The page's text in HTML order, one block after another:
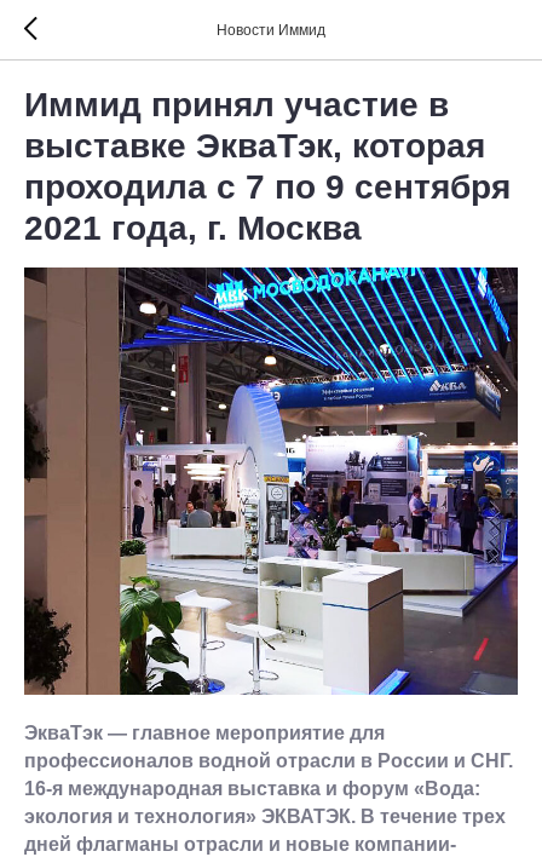
Новости Иммид
Иммид принял участие в
выставке ЭкваТэк, которая
проходила с 7 по 9 сентября
2021 года, г. Москва
ЭкваТэк — главное мероприятие для
профессионалов водной отрасли в России и СНГ.
16-я международная выставка и форум «Вода:
экология и технология» ЭКВАТЭК. В течение трех
дней флагманы отрасли и новые компании-